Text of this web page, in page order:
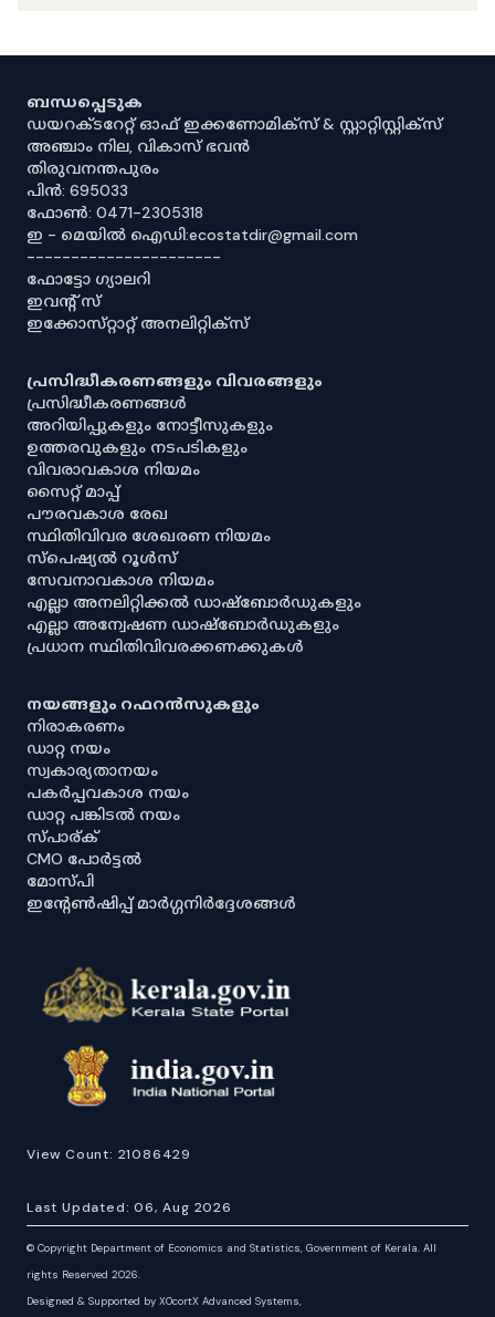
ബന്ധപ്പെടുക
ഡയറക്ടറേറ്റ് ഓഫ് ഇക്കണോമിക്സ് & സ്റ്റാറ്റിസ്റ്റിക്സ്
അഞ്ചാം നില, വികാസ് ഭവൻ
തിരുവനന്തപുരം
പിൻ: 695033
ഫോൺ: 0471-2305318
ഇ - മെയിൽ ഐഡി:ecostatdir@gmail.com
----------------------
ഫോട്ടോ ഗ്യാലറി
ഇവൻ്റ് സ്
ഇക്കോസ്‌റ്റാറ്റ് അനലിറ്റിക്‌സ്
പ്രസിദ്ധീകരണങ്ങളും വിവരങ്ങളും
പ്രസിദ്ധീകരണങ്ങൾ
അറിയിപ്പുകളും നോട്ടീസുകളും
ഉത്തരവുകളും നടപടികളും
വിവരാവകാശ നിയമം
സൈറ്റ് മാപ്പ്
പൗരവകാശ രേഖ
സ്ഥിതിവിവര ശേഖരണ നിയമം
സ്‌പെഷ്യൽ റൂൾസ്
സേവനാവകാശ നിയമം
എല്ലാ അനലിറ്റിക്കൽ ഡാഷ്‌ബോർഡുകളും
എല്ലാ അന്വേഷണ ഡാഷ്‌ബോർഡുകളും
പ്രധാന സ്ഥിതിവിവരക്കണക്കുകൾ
നയങ്ങളും റഫറൻസുകളും
നിരാകരണം
ഡാറ്റ നയം
സ്വകാര്യതാനയം
പകർപ്പവകാശ നയം
ഡാറ്റ പങ്കിടൽ നയം
സ്പാര്ക്
CMO പോർട്ടൽ
മോസ്പി
ഇൻ്റേൺഷിപ്പ് മാർഗ്ഗനിർദ്ദേശങ്ങൾ
View Count: 21086429
Last Updated:06, Aug 2026
© Copyright Department of Economics and Statistics, Government of Kerala. All
rights Reserved 2026.
Designed & Supported by XOcortX Advanced Systems,